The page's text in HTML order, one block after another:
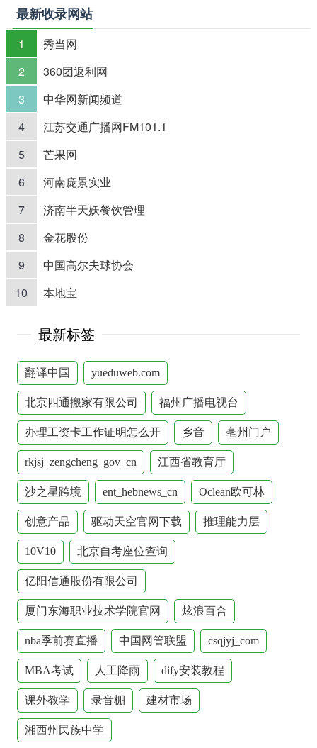
最新收录网站
1
秀当网
2
360团返利网
3
中华网新闻频道
4
江苏交通广播网FM101.1
5
芒果网
6
河南庞景实业
7
济南半天妖餐饮管理
8
金花股份
9
中国高尔夫球协会
10
本地宝
最新标签
翻译中国 yueduweb.com
北京四通搬家有限公司 福州广播电视台
办理工资卡工作证明怎么开 乡音 亳州门户
rkjsj_zengcheng_gov_cn 江西省教育厅
沙之星跨境 ent_hebnews_cn Oclean欧可林
创意产品 驱动天空官网下载 推理能力层
10V10 北京自考座位查询
亿阳信通股份有限公司
厦门东海职业技术学院官网 炫浪百合
nba季前赛直播 中国网管联盟 csqjyj_com
MBA考试 人工降雨 dify安装教程
课外教学 录音棚 建材市场
湘西州民族中学